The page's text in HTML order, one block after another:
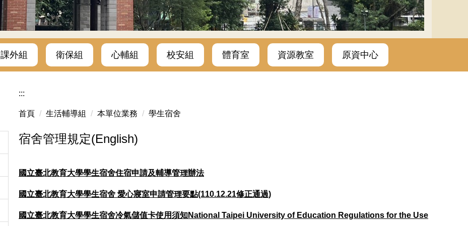
課外組 衛保組 心輔組 校安組 體育室 資源教室 原資中心
:::
首頁 生活輔導組 本單位業務 學生宿舍
宿舍管理規定(English)
國立臺北教育大學學生宿舍住宿申請及輔導管理辦法
國立臺北教育大學學生宿舍 愛心寢室申請管理要點(110.12.21修正通過)
國立臺北教育大學學生宿舍冷氣儲值卡使用須知National Taipei University of Education Regulations for the Use